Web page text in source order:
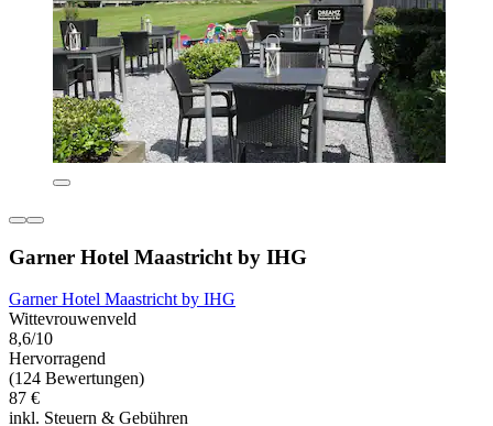
Garner Hotel Maastricht by IHG
Garner Hotel Maastricht by IHG
Wittevrouwenveld
8,6/10
Hervorragend
(124 Bewertungen)
87 €
inkl. Steuern & Gebühren